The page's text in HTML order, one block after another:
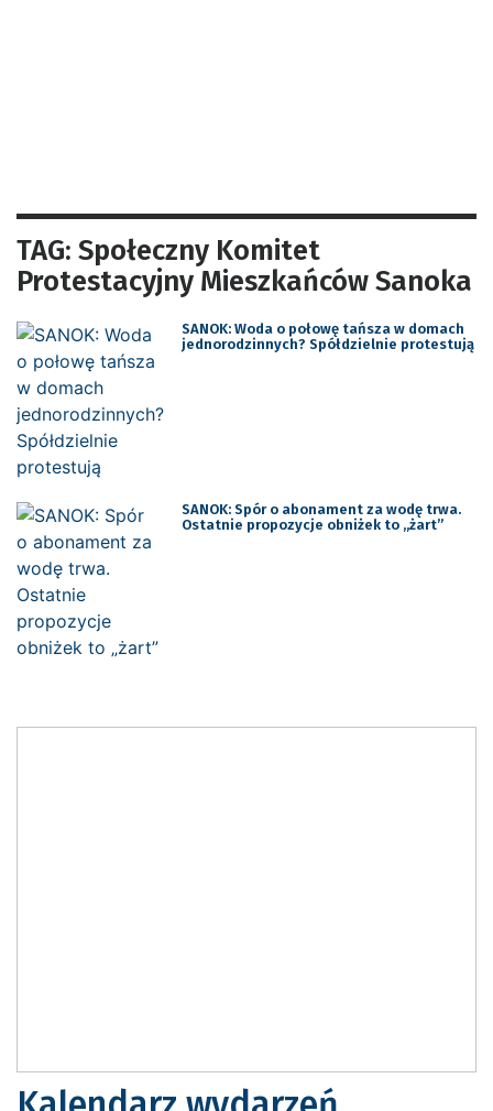
TAG: Społeczny Komitet
Protestacyjny Mieszkańców Sanoka
SANOK: Woda o połowę tańsza w domach
jednorodzinnych? Spółdzielnie protestują
SANOK: Spór o abonament za wodę trwa.
Ostatnie propozycje obniżek to „żart”